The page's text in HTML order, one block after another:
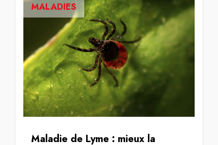
MALADIES
Maladie de Lyme : mieux la